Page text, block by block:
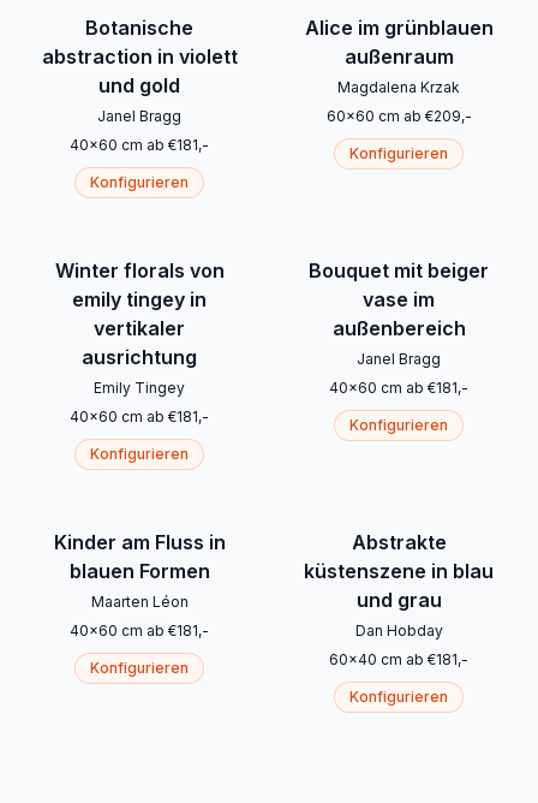
Botanische
abstraction in violett
und gold
Janel Bragg
40x60 cm ab €181,-
Konfigurieren
Alice im grünblauen
außenraum
Magdalena Krzak
60x60 cm ab €209,-
Konfigurieren
Winter florals von
emily tingey in
vertikaler
ausrichtung
Emily Tingey
40x60 cm ab €181,-
Konfigurieren
Bouquet mit beiger
vase im
außenbereich
Janel Bragg
40x60 cm ab €181,-
Konfigurieren
Kinder am Fluss in
blauen Formen
Maarten Léon
40x60 cm ab €181,-
Konfigurieren
Abstrakte
küstenszene in blau
und grau
Dan Hobday
60x40 cm ab €181,-
Konfigurieren